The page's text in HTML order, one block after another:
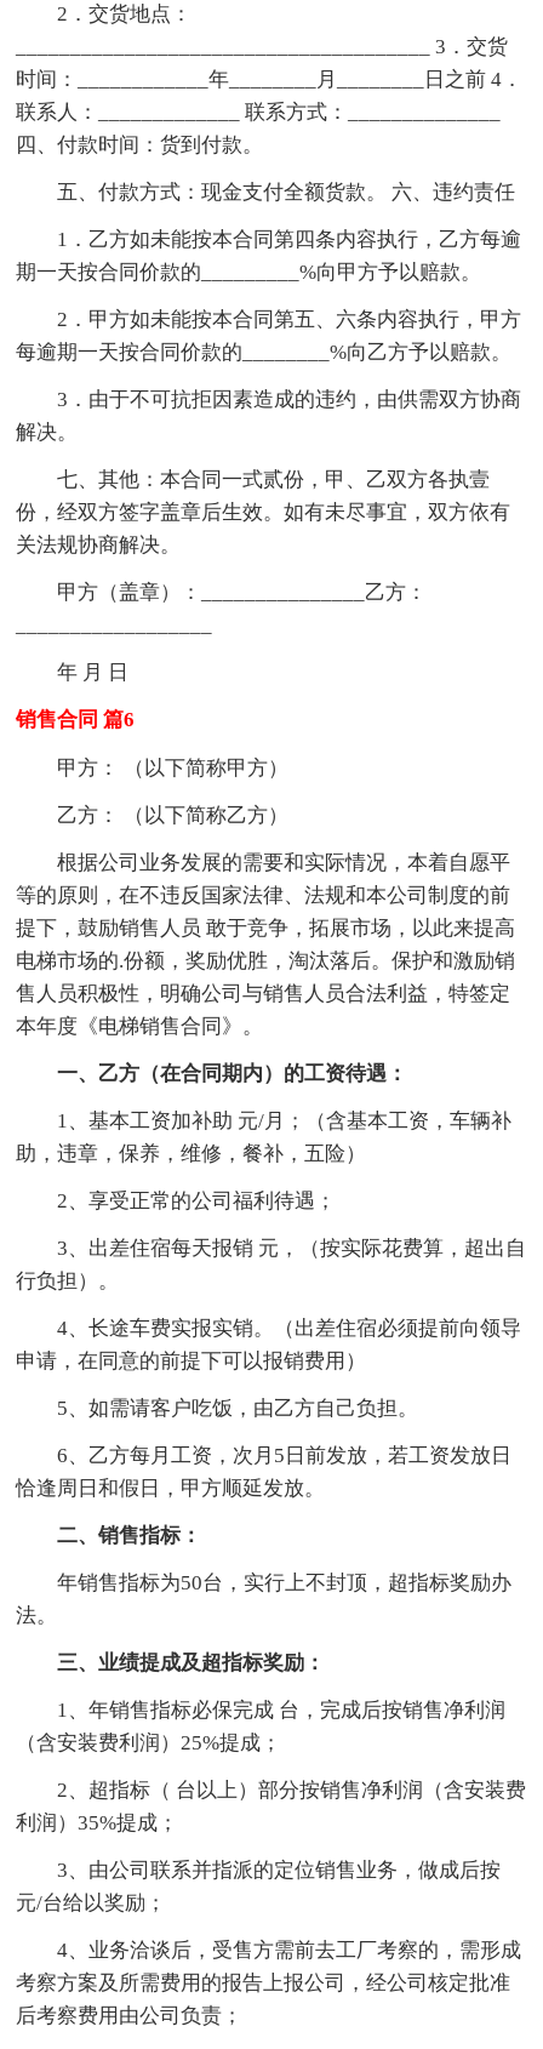
2．交货地点：
______________________________________ 3．交货
时间：____________年________月________日之前 4．
联系人：_____________ 联系方式：______________
四、付款时间：货到付款。
五、付款方式：现金支付全额货款。 六、违约责任
1．乙方如未能按本合同第四条内容执行，乙方每逾
期一天按合同价款的_________%向甲方予以赔款。
2．甲方如未能按本合同第五、六条内容执行，甲方
每逾期一天按合同价款的________%向乙方予以赔款。
3．由于不可抗拒因素造成的违约，由供需双方协商
解决。
七、其他：本合同一式贰份，甲、乙双方各执壹
份，经双方签字盖章后生效。如有未尽事宜，双方依有
关法规协商解决。
甲方（盖章）：_______________乙方：
年 月 日
销售合同 篇6
甲方： （以下简称甲方）
乙方： （以下简称乙方）
根据公司业务发展的需要和实际情况，本着自愿平
等的原则，在不违反国家法律、法规和本公司制度的前
提下，鼓励销售人员 敢于竞争，拓展市场，以此来提高
电梯市场的.份额，奖励优胜，淘汰落后。保护和激励销
售人员积极性，明确公司与销售人员合法利益，特签定
本年度《电梯销售合同》。
一、乙方（在合同期内）的工资待遇：
1、基本工资加补助 元/月；（含基本工资，车辆补
助，违章，保养，维修，餐补，五险）
2、享受正常的公司福利待遇；
3、出差住宿每天报销 元，（按实际花费算，超出自
行负担）。
4、长途车费实报实销。（出差住宿必须提前向领导
申请，在同意的前提下可以报销费用）
5、如需请客户吃饭，由乙方自己负担。
6、乙方每月工资，次月5日前发放，若工资发放日
恰逢周日和假日，甲方顺延发放。
二、销售指标：
年销售指标为50台，实行上不封顶，超指标奖励办
法。
三、业绩提成及超指标奖励：
1、年销售指标必保完成 台，完成后按销售净利润
（含安装费利润）25%提成；
2、超指标（ 台以上）部分按销售净利润（含安装费
利润）35%提成；
3、由公司联系并指派的定位销售业务，做成后按
元/台给以奖励；
4、业务洽谈后，受售方需前去工厂考察的，需形成
考察方案及所需费用的报告上报公司，经公司核定批准
后考察费用由公司负责；